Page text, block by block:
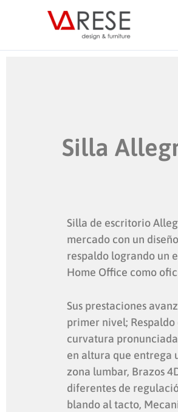
Silla
Silla de escritorio
mercado con un
respaldo logrando un
Home Office como
Sus prestaciones
primer nivel;
curvatura
en altura que entrega
zona lumbar, Brazos
diferentes de
blando al tacto,